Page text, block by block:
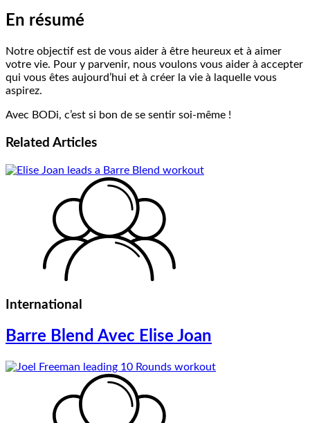
En résumé
Notre objectif est de vous aider à être heureux et à aimer
votre vie. Pour y parvenir, nous voulons vous aider à accepter
qui vous êtes aujourd’hui et à créer la vie à laquelle vous
aspirez.
Avec BODi, c’est si bon de se sentir soi-même !
Related Articles
International
Barre Blend Avec Elise Joan